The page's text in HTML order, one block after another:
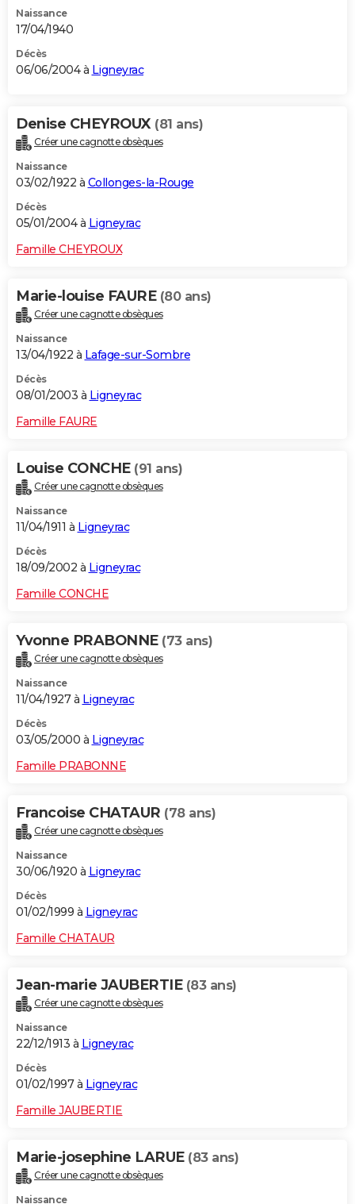
Naissance
17/04/1940
Décès
06/06/2004 à Ligneyrac
Denise CHEYROUX (81 ans)
Créer une cagnotte obsèques
Naissance
03/02/1922 à Collonges-la-Rouge
Décès
05/01/2004 à Ligneyrac
Famille CHEYROUX
Marie-louise FAURE (80 ans)
Créer une cagnotte obsèques
Naissance
13/04/1922 à Lafage-sur-Sombre
Décès
08/01/2003 à Ligneyrac
Famille FAURE
Louise CONCHE (91 ans)
Créer une cagnotte obsèques
Naissance
11/04/1911 à Ligneyrac
Décès
18/09/2002 à Ligneyrac
Famille CONCHE
Yvonne PRABONNE (73 ans)
Créer une cagnotte obsèques
Naissance
11/04/1927 à Ligneyrac
Décès
03/05/2000 à Ligneyrac
Famille PRABONNE
Francoise CHATAUR (78 ans)
Créer une cagnotte obsèques
Naissance
30/06/1920 à Ligneyrac
Décès
01/02/1999 à Ligneyrac
Famille CHATAUR
Jean-marie JAUBERTIE (83 ans)
Créer une cagnotte obsèques
Naissance
22/12/1913 à Ligneyrac
Décès
01/02/1997 à Ligneyrac
Famille JAUBERTIE
Marie-josephine LARUE (83 ans)
Créer une cagnotte obsèques
Naissance